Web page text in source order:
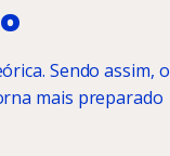
Sendo assim, o
mais preparado